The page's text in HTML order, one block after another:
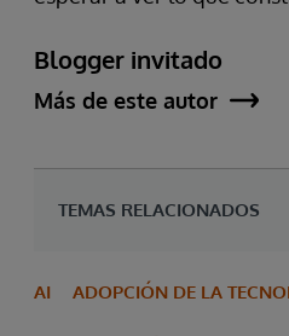
Blogger invitado
Más de este autor
TEMAS RELACIONADOS
AI ADOPCIÓN DE LA